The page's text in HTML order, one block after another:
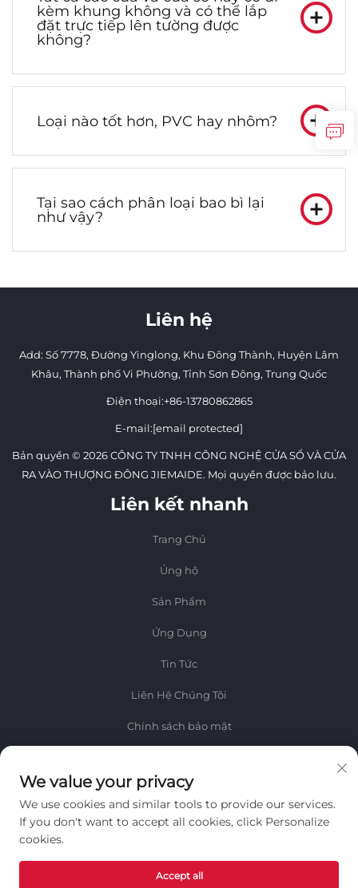
kèm khung không và có thể lắp
đặt trực tiếp lên tường được
không?
Loại nào tốt hơn, PVC hay nhôm?
Tại sao cách phân loại bao bì lại
như vậy?
Liên hệ
Add: Số 7778, Đường Yinglong, Khu Đông Thành, Huyện Lâm
Khâu, Thành phố Vi Phường, Tỉnh Sơn Đông, Trung Quốc
Điện thoại:+86-13780862865
E-mail:[email protected]
Bản quyền © 2026 CÔNG TY TNHH CÔNG NGHỆ CỬA SỔ VÀ CỬA
RA VÀO THƯỢNG ĐÔNG JIEMAIDE. Mọi quyền được bảo lưu.
Liên kết nhanh
Trang Chủ
Ủng hộ
Sản Phẩm
Ứng Dụng
Tin Tức
Liên Hệ Chúng Tôi
Chính sách bảo mật
Đăng ký để nhận bản tin hàng tuần của chúng tôi
We value your privacy
We use cookies and similar tools to provide our services.
If you don't want to accept all cookies, click Personalize
cookies.
Accept all